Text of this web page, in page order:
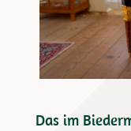
Das im